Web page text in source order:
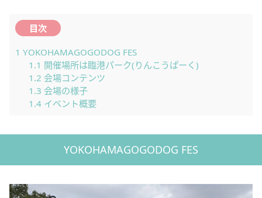
目次
1 YOKOHAMAGOGODOG FES
1.1 開催場所は臨港パーク(りんこうぱーく)
1.2 会場コンテンツ
1.3 会場の様子
1.4イベント概要
YOKOHAMAGOGODOG FES